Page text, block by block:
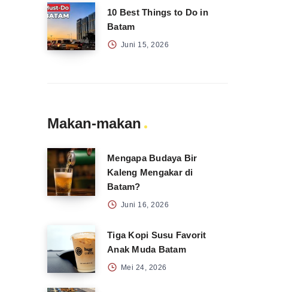
10 Best Things to Do in
Batam
Juni 15, 2026
Makan-makan
Mengapa Budaya Bir
Kaleng Mengakar di
Batam?
Juni 16, 2026
Tiga Kopi Susu Favorit
Anak Muda Batam
Mei 24, 2026